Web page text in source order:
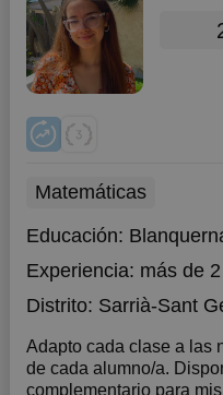
Matemáticas
Educación:
Experiencia: más de
Distrito: Sarrià-Sant
Adapto cada clase a las
de cada alumno/a.
complementario para